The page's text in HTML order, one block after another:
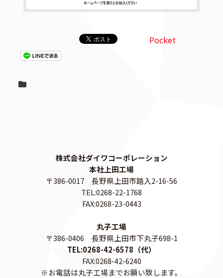
Pocket
株式会社ダイワコーポレーション
本社上田工場
〒386-0017 長野県上田市踏入2-16-56
TEL:0268-22-1768
FAX:0268-23-0443
丸子工場
〒386-0406 長野県上田市下丸子698-1
TEL:0268-42-6578（代）
FAX:0268-42-6240
※お電話は丸子工場までお願い致します。